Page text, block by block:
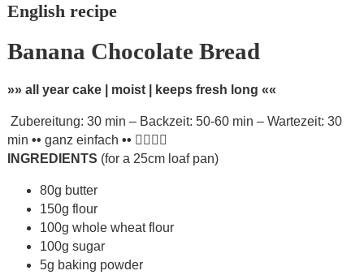
English recipe
Banana Chocolate Bread
»» all year cake | moist | keeps fresh long ««
Zubereitung: 30 min – Backzeit: 50-60 min – Wartezeit: 30
min •• ganz einfach ••
INGREDIENTS (for a 25cm loaf pan)
80g butter
150g flour
100g whole wheat flour
100g sugar
5g baking powder